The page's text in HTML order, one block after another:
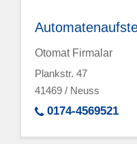
Otomat Firmalar
Plankstr. 47
41469 / Neuss
0174-4569521